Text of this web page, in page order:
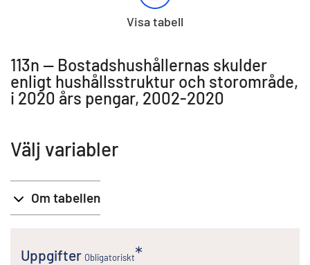
Visa tabell
113n -- Bostadshushållernas skulder
enligt hushållsstruktur och storområde,
i 2020 års pengar, 2002-2020
Välj variabler
Om tabellen
Uppgifter Obligatoriskt